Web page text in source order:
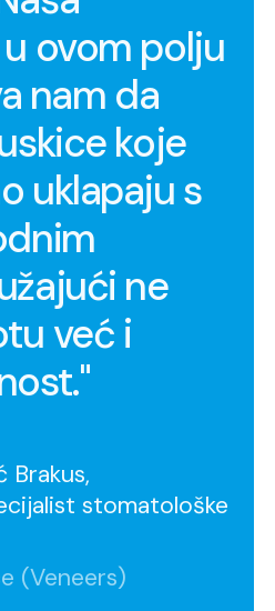
ovom polju
nam da
koje
uklapaju s
ne
već i
Brakus,
stomatološke
(Veneers)